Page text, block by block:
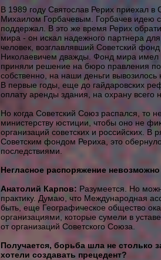
В 1989 году Святослав Рерих приехал в
Михаилом Горбачевым. Горбачев идею
поддержал. В это же время Рерих
мира - он искал надежного партнера
человек, возглавлявший Советский
Николаевичем дважды. Фонд мира
приняли решение на бюро правления
собственно, на наши деньги вывозилось
В первые годы, еще до гайдаровских
оплату аренды здания, на охрану всего
Но когда Советский Союз распался, то
министерству юстиции, чтобы оно не
организаций советских и российских. В
Советским фондом Рериха, это
последствиями.
Негласное распоряжение невозможно
Анатолий Карпов: Разумеется. Но
практику. Думаю, что Международная
быть, еще Географическое общество
организациями, которые сумели в
от организаций Советского Союза.
Получается, борьба шла не столько
хотели создавать прецедент?